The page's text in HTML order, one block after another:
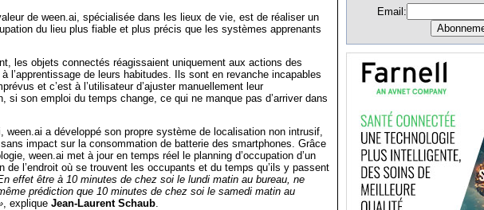
de ween.ai, spécialisée dans les lieux de vie, est de réaliser un
du lieu plus fiable et plus précis que les systèmes apprenants
les objets connectés réagissaient uniquement aux actions des
l’apprentissage de leurs habitudes. Ils sont en revanche incapables
et c’est à l’utilisateur d’ajuster manuellement leur
si son emploi du temps change, ce qui ne manque pas d’arriver dans
ween.ai a développé son propre système de localisation non intrusif,
impact sur la consommation de batterie des smartphones. Grâce
ween.ai met à jour en temps réel le planning d’occupation d’un
de l’endroit où se trouvent les occupants et du temps qu’ils y passent
effet être à 10 minutes de chez soi le lundi matin au bureau, ne
prédiction que 10 minutes de chez soi le samedi matin au
, explique Jean-Laurent Schaub.
Email: